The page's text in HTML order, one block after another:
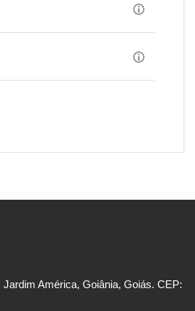
América, Goiânia, Goiás. CEP: